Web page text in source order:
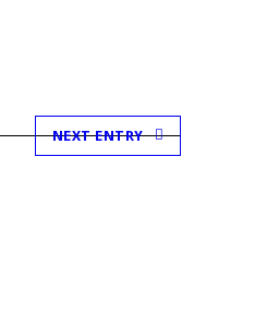
NEXT ENTRY